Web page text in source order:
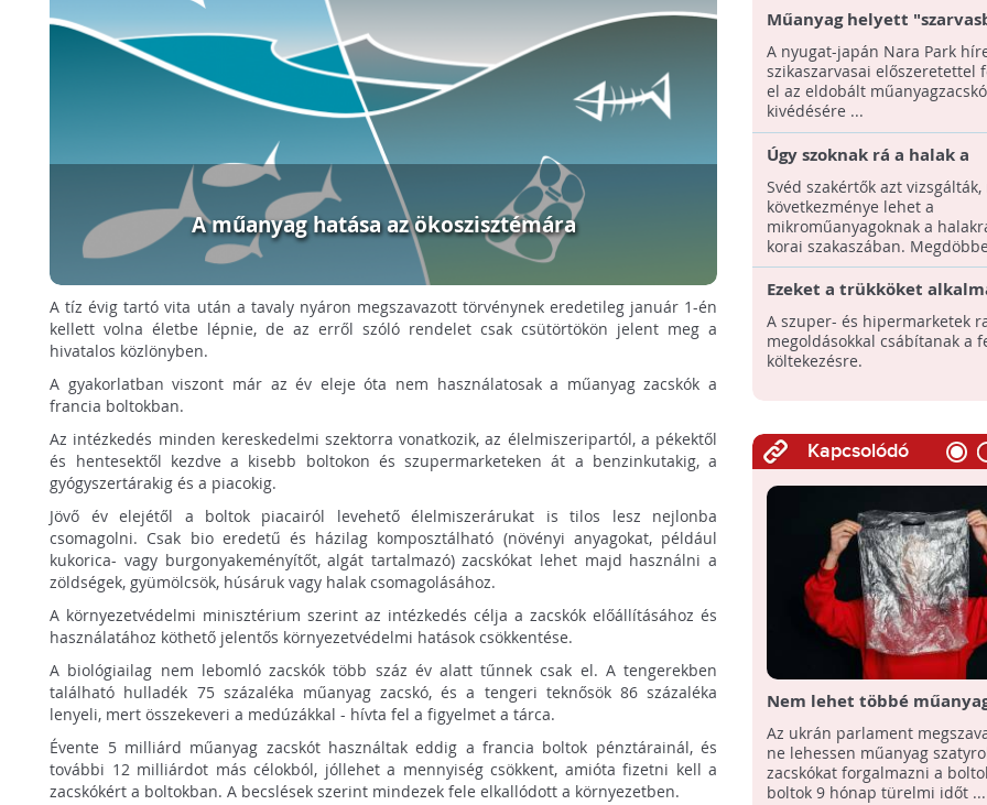
A műanyag hatása az ökoszisztémára
A tíz évig tartó vita után a tavaly nyáron megszavazott törvénynek eredetileg január 1-én
kellett volna életbe lépnie, de az erről szóló rendelet csak csütörtökön jelent meg a
hivatalos közlönyben.
A gyakorlatban viszont már az év eleje óta nem használatosak a műanyag zacskók a
francia boltokban.
Az intézkedés minden kereskedelmi szektorra vonatkozik, az élelmiszeripartól, a pékektől
és hentesektől kezdve a kisebb boltokon és szupermarketeken át a benzinkutakig, a
gyógyszertárakig és a piacokig.
Jövő év elejétől a boltok piacairól levehető élelmiszerárukat is tilos lesz nejlonba
csomagolni. Csak bio eredetű és házilag komposztálható (növényi anyagokat, például
kukorica- vagy burgonyakeményítőt, algát tartalmazó) zacskókat lehet majd használni a
zöldségek, gyümölcsök, húsáruk vagy halak csomagolásához.
A környezetvédelmi minisztérium szerint az intézkedés célja a zacskók előállításához és
használatához köthető jelentős környezetvédelmi hatások csökkentése.
A biológiailag nem lebomló zacskók több száz év alatt tűnnek csak el. A tengerekben
található hulladék 75 százaléka műanyag zacskó, és a tengeri teknősök 86 százaléka
lenyeli, mert összekeveri a medúzákkal - hívta fel a figyelmet a tárca.
Évente 5 milliárd műanyag zacskót használtak eddig a francia boltok pénztárainál, és
további 12 milliárdot más célokból, jóllehet a mennyiség csökkent, amióta fizetni kell a
zacskókért a boltokban. A becslések szerint mindezek fele elkallódott a környezetben.
Műanyag helyett
zacskókat vezetnek be
A nyugat-japán Nara Park
szikaszarvasai előszeretettel
el az eldobált
kivédésére ...
Úgy szoknak rá a halak a
műanyagra, ahogy a tinik a
gyorsételekre
Svéd szakértők azt
következménye lehet a
mikroműanyagoknak a
korai szakaszában.
Ezeket a trükköket
boltok, hogy többet
A szuper- és hipermarketek
megoldásokkal csábítanak a
költekezésre.
Kapcsolódó
Nem lehet többé
árusítani az ukrán
Az ukrán parlament
ne lehessen műanyag
zacskókat forgalmazni a
boltok 9 hónap türelmi időt ...